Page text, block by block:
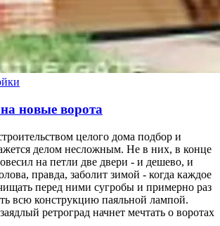
новые ворота
целого дома подбор и
делом несложным. Не в них, в конце
на петли две двери - и дешево, и
правда, заболит зимой - когда каждое
перед ними сугробы и примерно раз
всю конструкцию паяльной лампой.
ретроград начнет мечтать о воротах